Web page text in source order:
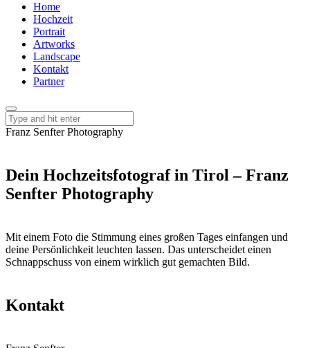
Home
Hochzeit
Portrait
Artworks
Landscape
Kontakt
Partner
Franz Senfter Photography
Dein Hochzeitsfotograf in Tirol – Franz
Senfter Photography
Mit einem Foto die Stimmung eines großen Tages einfangen und
deine Persönlichkeit leuchten lassen. Das unterscheidet einen
Schnappschuss von einem wirklich gut gemachten Bild.
Kontakt